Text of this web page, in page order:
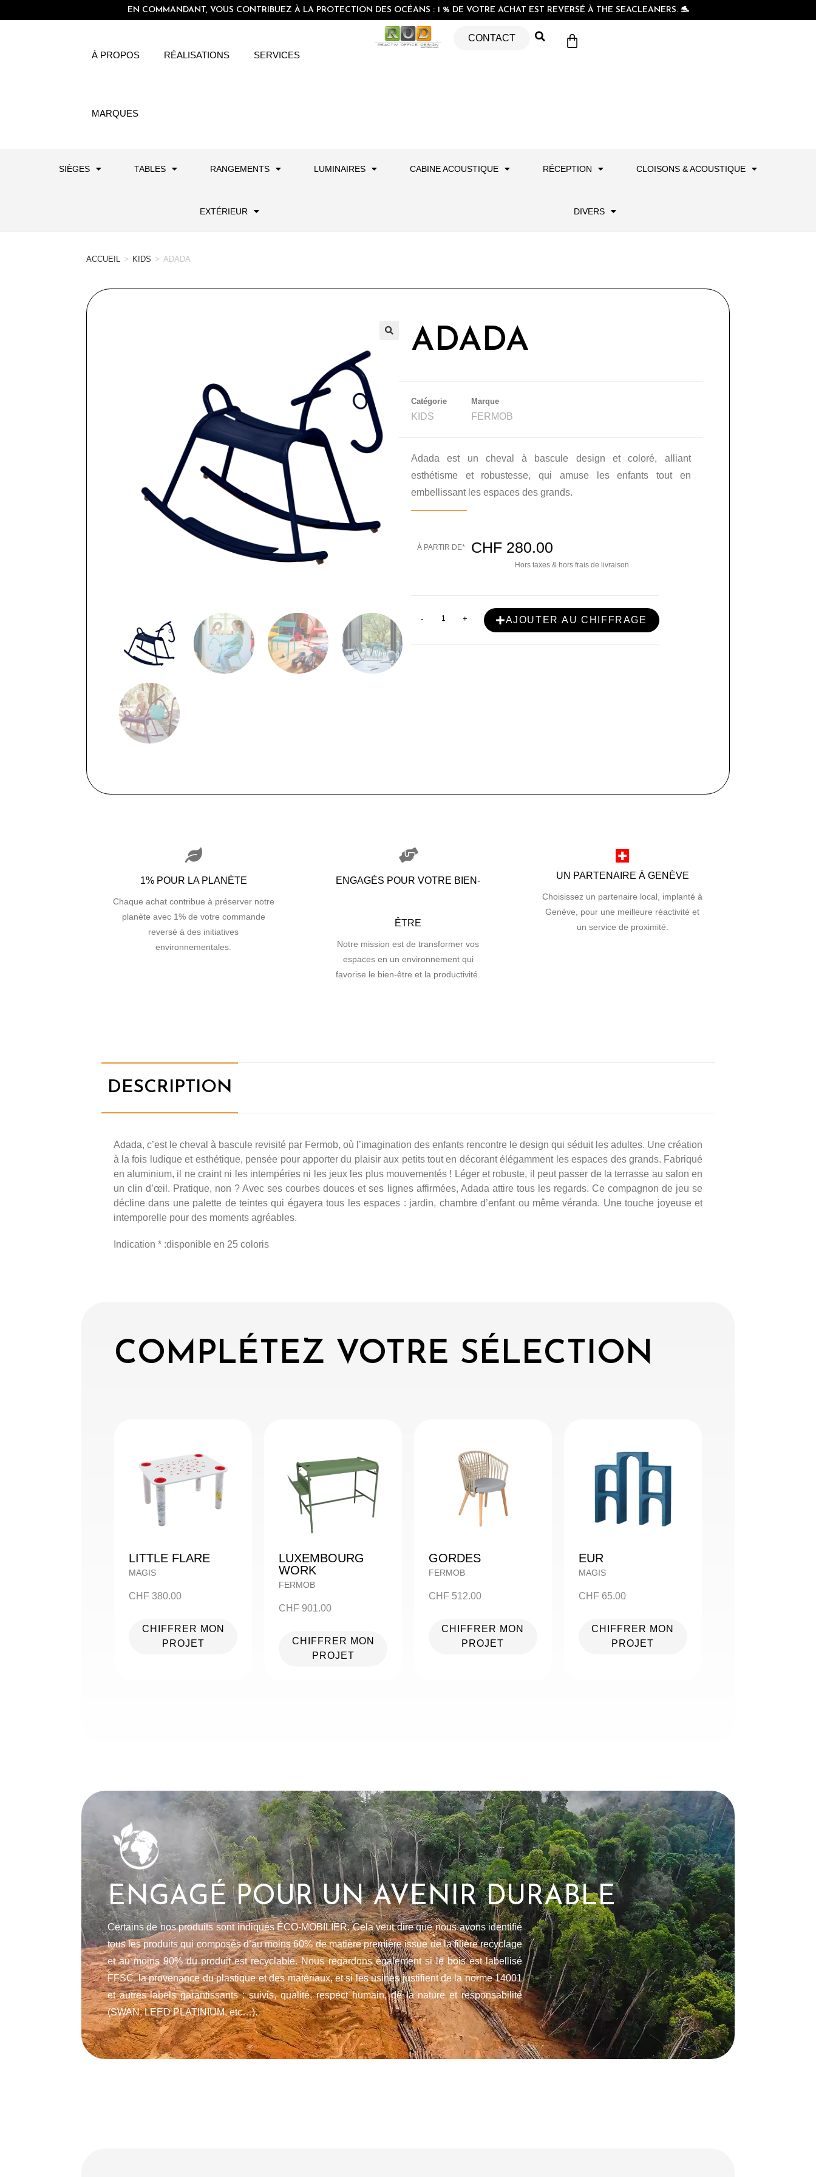
EN COMMANDANT, VOUS CONTRIBUEZ À LA PROTECTION DES OCÉANS : 1 % DE VOTRE ACHAT EST REVERSÉ À THE SEACLEANERS. 🐬
À PROPOS RÉALISATIONS SERVICES
MARQUES
CONTACT
SIÈGES TABLES RANGEMENTS LUMINAIRES CABINE ACOUSTIQUE RÉCEPTION CLOISONS & ACOUSTIQUE
EXTÉRIEUR DIVERS
ACCUEIL > KIDS > ADADA
ADADA
Catégorie
KIDS
Marque
FERMOB
Adada est un cheval à bascule design et coloré, alliant
esthétisme et robustesse, qui amuse les enfants tout en
embellissant les espaces des grands.
À PARTIR DE* CHF280.00
Hors taxes & hors frais de livraison
- + AJOUTER AU CHIFFRAGE
1% POUR LA PLANÈTE
Chaque achat contribue à préserver notre
planète avec 1% de votre commande
reversé à des initiatives
environnementales.
ENGAGÉS POUR VOTRE BIEN-
ÊTRE
Notre mission est de transformer vos
espaces en un environnement qui
favorise le bien-être et la productivité.
UN PARTENAIRE À GENÈVE
Choisissez un partenaire local, implanté à
Genève, pour une meilleure réactivité et
un service de proximité.
DESCRIPTION
Adada, c’est le cheval à bascule revisité par Fermob, où l’imagination des enfants rencontre le design qui séduit les adultes. Une création
à la fois ludique et esthétique, pensée pour apporter du plaisir aux petits tout en décorant élégamment les espaces des grands. Fabriqué
en aluminium, il ne craint ni les intempéries ni les jeux les plus mouvementés ! Léger et robuste, il peut passer de la terrasse au salon en
un clin d’œil. Pratique, non ? Avec ses courbes douces et ses lignes affirmées, Adada attire tous les regards. Ce compagnon de jeu se
décline dans une palette de teintes qui égayera tous les espaces : jardin, chambre d’enfant ou même véranda. Une touche joyeuse et
intemporelle pour des moments agréables.
Indication * :disponible en 25 coloris
COMPLÉTEZ VOTRE SÉLECTION
LITTLE FLARE
MAGIS
CHF 380.00
CHIFFRER MON
PROJET
LUXEMBOURG
WORK
FERMOB
CHF 901.00
CHIFFRER MON
PROJET
GORDES
FERMOB
CHF 512.00
CHIFFRER MON
PROJET
EUR
MAGIS
CHF 65.00
CHIFFRER MON
PROJET
ENGAGÉ POUR UN AVENIR DURABLE
Certains de nos produits sont indiqués ÉCO-MOBILIER. Cela veut dire que nous avons identifié
tous les produits qui composés d’au moins 60% de matière première issue de la filière recyclage
et au moins 90% du produit est recyclable. Nous regardons également si le bois est labellisé
FFSC, la provenance du plastique et des matériaux, et si les usines justifient de la norme 14001
et autres labels garantissants : suivis, qualité, respect humain, de la nature et responsabilité
(SWAN, LEED PLATINIUM, etc…).